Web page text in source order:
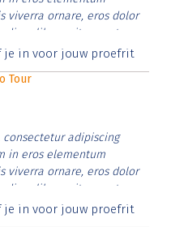
viverra ornare, eros dolor
diam libero vitae erat.
cursus id rutrum lorem
je in voor jouw proefrit
Tour
adipiscing
in eros elementum
viverra ornare, eros dolor
diam libero vitae erat.
cursus id rutrum lorem
je in voor jouw proefrit